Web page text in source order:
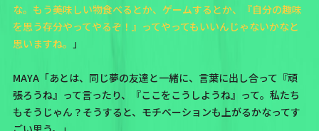
な。もう美味しい物食べるとか、ゲームするとか、『自分の趣味
を思う存分やってやるぞ！』ってやってもいいんじゃないかなと
思いますね。 」
MAYA「あとは、同じ夢の友達と一緒に、言葉に出し合って『頑
張ろうね』って言ったり、『ここをこうしようね』って。私たち
もそうじゃん？そうすると、モチベーションも上がるかなってす